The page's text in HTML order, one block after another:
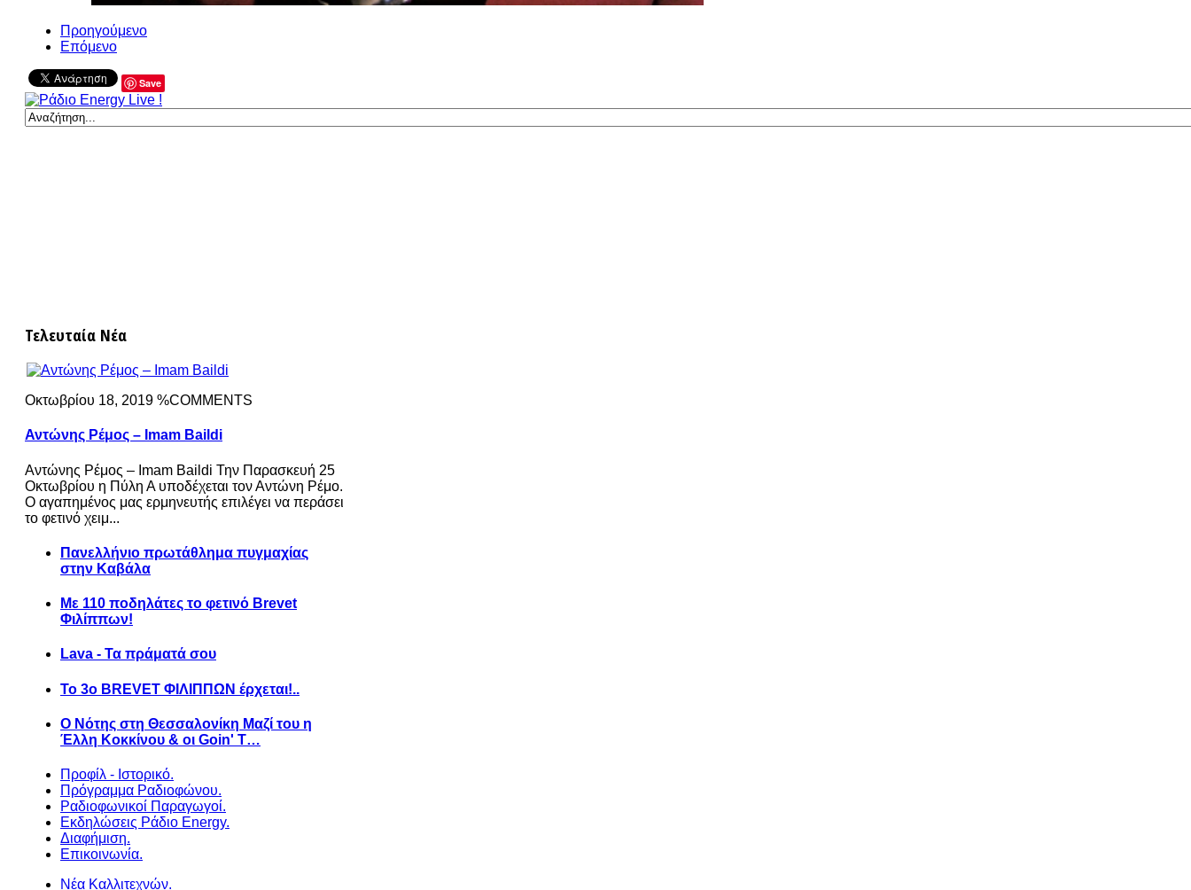
Προηγούμενο
Επόμενο
Save
Τελευταία Νέα
Οκτωβρίου 18, 2019 %COMMENTS
Αντώνης Ρέμος – Imam Baildi
Αντώνης Ρέμος – Imam Baildi Την Παρασκευή 25
Οκτωβρίου η Πύλη Α υποδέχεται τον Αντώνη Ρέμο.
Ο αγαπημένος μας ερμηνευτής επιλέγει να περάσει
το φετινό χειμ...
Πανελλήνιο πρωτάθλημα πυγμαχίας
στην Καβάλα
Με 110 ποδηλάτες το φετινό Brevet
Φιλίππων!
Lava - Τα πράματά σου
Το 3ο BREVET ΦΙΛΙΠΠΩΝ έρχεται!..
Ο Νότης στη Θεσσαλονίκη Μαζί του η
Έλλη Κοκκίνου & οι Goin' T…
Προφίλ - Ιστορικό.
Πρόγραμμα Ραδιοφώνου.
Ραδιοφωνικοί Παραγωγοί.
Εκδηλώσεις Ράδιο Energy.
Διαφήμιση.
Επικοινωνία.
Νέα Καλλιτεχνών.